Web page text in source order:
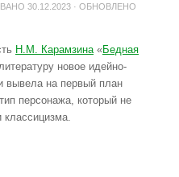
30.12.2023 · ОБНОВЛЕНО
Н.М. Карамзина«Бедная
новое идейно-
вывела на первый план
персонажа, который не
классицизма.